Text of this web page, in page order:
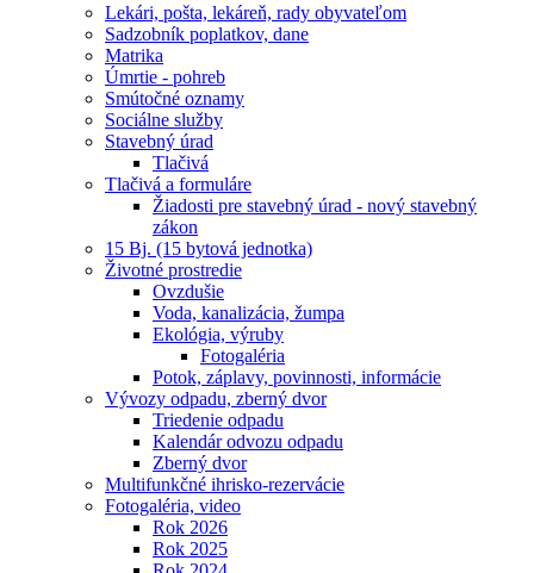
Lekári, pošta, lekáreň, rady obyvateľom
Sadzobník poplatkov, dane
Matrika
Úmrtie - pohreb
Smútočné oznamy
Sociálne služby
Stavebný úrad
Tlačivá
Tlačivá a formuláre
Žiadosti pre stavebný úrad - nový stavebný
zákon
15 Bj. (15 bytová jednotka)
Životné prostredie
Ovzdušie
Voda, kanalizácia, žumpa
Ekológia, výruby
Fotogaléria
Potok, záplavy, povinnosti, informácie
Vývozy odpadu, zberný dvor
Triedenie odpadu
Kalendár odvozu odpadu
Zberný dvor
Multifunkčné ihrisko-rezervácie
Fotogaléria, video
Rok 2026
Rok 2025